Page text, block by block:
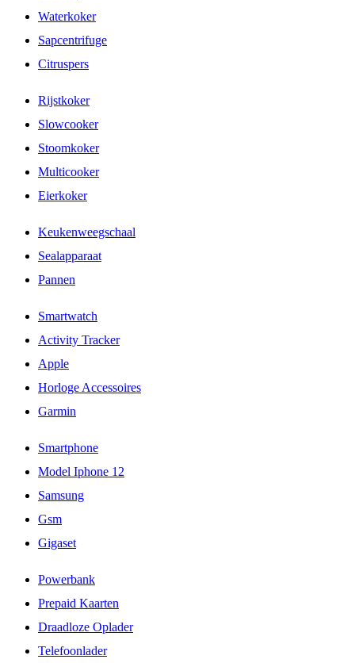
Waterkoker
Sapcentrifuge
Citruspers
Rijstkoker
Slowcooker
Stoomkoker
Multicooker
Eierkoker
Keukenweegschaal
Sealapparaat
Pannen
Smartwatch
Activity Tracker
Apple
Horloge Accessoires
Garmin
Smartphone
Model Iphone 12
Samsung
Gsm
Gigaset
Powerbank
Prepaid Kaarten
Draadloze Oplader
Telefoonlader